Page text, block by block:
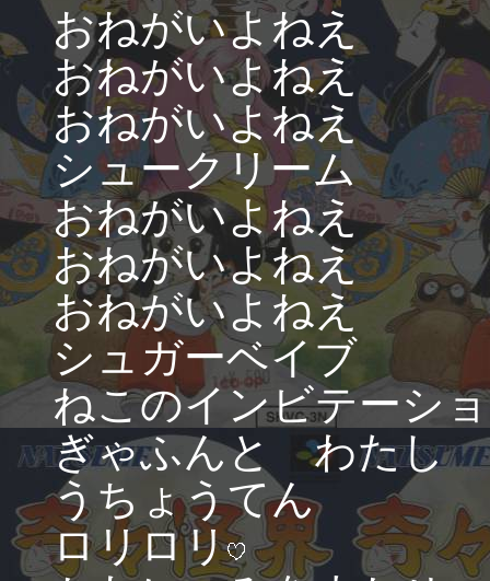
おねがいよねえ
おねがいよねえ
おねがいよねえ
シュークリーム
おねがいよねえ
おねがいよねえ
おねがいよねえ
シュガーベイブ
ねこのインビテーシ
ぎゃふんと わたし
うちょうてん
ロリロリ